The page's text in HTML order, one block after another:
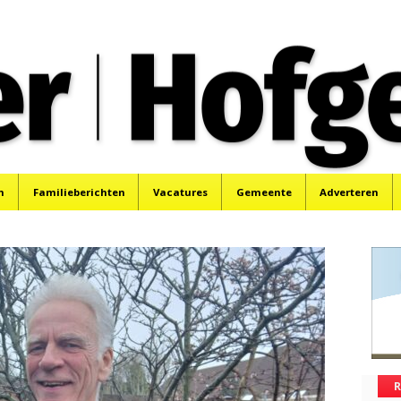
Familieberichten Vacatures Gemeente Adverteren